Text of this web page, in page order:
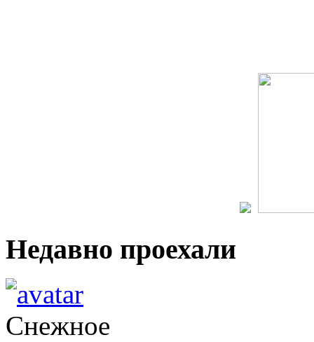
Недавно проехали
Снежное